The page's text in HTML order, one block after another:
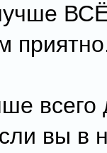
всего
вы в